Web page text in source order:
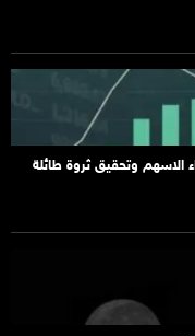
الاسهم وتحقيق ثروة طائلة